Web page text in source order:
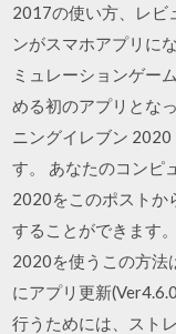
2017の使い方、レビ
ンがスマホアプリに
ミュレーションゲー
める初のアプリとな
ニングイレブン
す。 あなたのコンピ
2020をこのポストか
することができます
2020を使うこの方
にアプリ更新
行うためには、スト